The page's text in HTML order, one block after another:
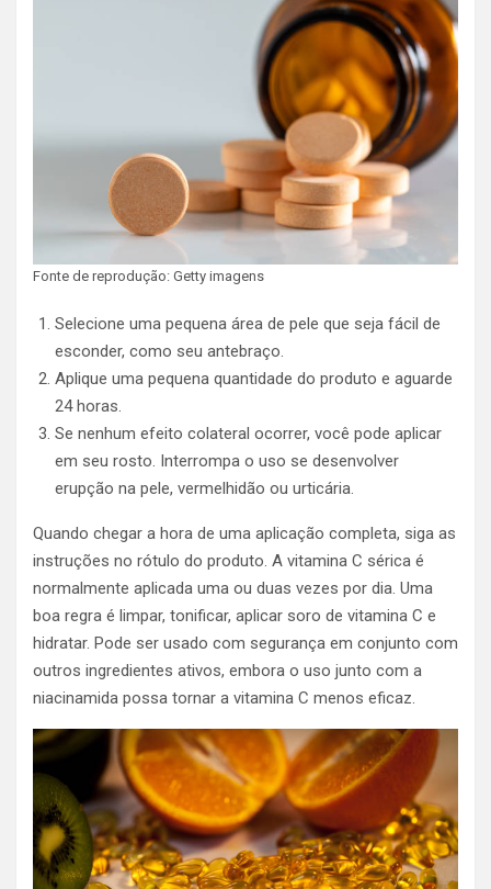
Fonte de reprodução: Getty imagens
Selecione uma pequena área de pele que seja fácil de
esconder, como seu antebraço.
Aplique uma pequena quantidade do produto e aguarde
24 horas.
Se nenhum efeito colateral ocorrer, você pode aplicar
em seu rosto. Interrompa o uso se desenvolver
erupção na pele, vermelhidão ou urticária.
Quando chegar a hora de uma aplicação completa, siga as
instruções no rótulo do produto. A vitamina C sérica é
normalmente aplicada uma ou duas vezes por dia. Uma
boa regra é limpar, tonificar, aplicar soro de vitamina C e
hidratar. Pode ser usado com segurança em conjunto com
outros ingredientes ativos, embora o uso junto com a
niacinamida possa tornar a vitamina C menos eficaz.